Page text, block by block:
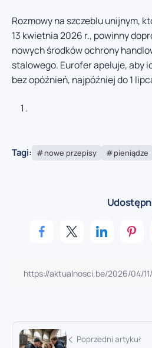
Rozmowy na szczeblu unijnym,
13 kwietnia 2026 r., powinny
nowych środków ochrony
stalowego. Eurofer apeluje, aby
bez opóźnień, najpóźniej do 1
Tagi: nowe przepisy pieniądze
Poprzedni artykuł